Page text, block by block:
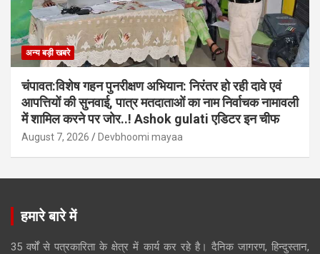
अन्य बड़ी खबरे
चंपावत:विशेष गहन पुनरीक्षण अभियान: निरंतर हो रही दावे एवं
आपत्तियों की सुनवाई, पात्र मतदाताओं का नाम निर्वाचक नामावली
में शामिल करने पर जोर..! Ashok gulati एडिटर इन चीफ
August 7, 2026 Devbhoomi mayaa
हमारे बारे में
35 वर्षों से पत्रकारिता के क्षेत्र में कार्य कर रहे है। दैनिक जागरण, हिन्दुस्तान,